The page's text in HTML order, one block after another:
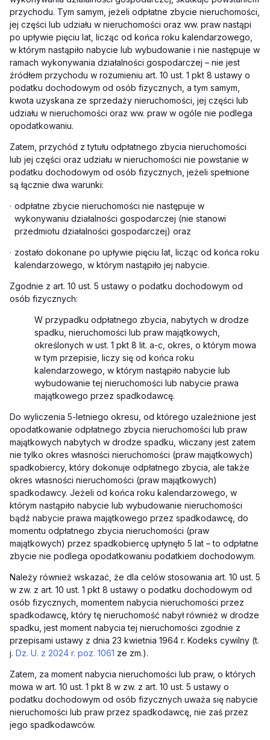
przychodu. Tym samym, jeżeli odpłatne zbycie nieruchomości,
jej części lub udziału w nieruchomości oraz ww. praw nastąpi
po upływie pięciu lat, licząc od końca roku kalendarzowego,
w którym nastąpiło nabycie lub wybudowanie i nie następuje w
ramach wykonywania działalności gospodarczej – nie jest
źródłem przychodu w rozumieniu art. 10 ust. 1 pkt 8 ustawy o
podatku dochodowym od osób fizycznych, a tym samym,
kwota uzyskana ze sprzedaży nieruchomości, jej części lub
udziału w nieruchomości oraz ww. praw w ogóle nie podlega
opodatkowaniu.
Zatem, przychód z tytułu odpłatnego zbycia nieruchomości
lub jej części oraz udziału w nieruchomości nie powstanie w
podatku dochodowym od osób fizycznych, jeżeli spełnione
są łącznie dwa warunki:
· odpłatne zbycie nieruchomości nie następuje w
wykonywaniu działalności gospodarczej (nie stanowi
przedmiotu działalności gospodarczej) oraz
· zostało dokonane po upływie pięciu lat, licząc od końca roku
kalendarzowego, w którym nastąpiło jej nabycie.
Zgodnie z art. 10 ust. 5 ustawy o podatku dochodowym od
osób fizycznych:
W przypadku odpłatnego zbycia, nabytych w drodze
spadku, nieruchomości lub praw majątkowych,
określonych w ust. 1 pkt 8 lit. a-c, okres, o którym mowa
w tym przepisie, liczy się od końca roku
kalendarzowego, w którym nastąpiło nabycie lub
wybudowanie tej nieruchomości lub nabycie prawa
majątkowego przez spadkodawcę.
Do wyliczenia 5-letniego okresu, od którego uzależnione jest
opodatkowanie odpłatnego zbycia nieruchomości lub praw
majątkowych nabytych w drodze spadku, wliczany jest zatem
nie tylko okres własności nieruchomości (praw majątkowych)
spadkobiercy, który dokonuje odpłatnego zbycia, ale także
okres własności nieruchomości (praw majątkowych)
spadkodawcy. Jeżeli od końca roku kalendarzowego, w
którym nastąpiło nabycie lub wybudowanie nieruchomości
bądź nabycie prawa majątkowego przez spadkodawcę, do
momentu odpłatnego zbycia nieruchomości (praw
majątkowych) przez spadkobiercę upłynęło 5 lat – to odpłatne
zbycie nie podlega opodatkowaniu podatkiem dochodowym.
Należy również wskazać, że dla celów stosowania art. 10 ust. 5
w zw. z art. 10 ust. 1 pkt 8 ustawy o podatku dochodowym od
osób fizycznych, momentem nabycia nieruchomości przez
spadkodawcę, który tę nieruchomość nabył również w drodze
spadku, jest moment nabycia tej nieruchomości zgodnie z
przepisami ustawy z dnia 23 kwietnia 1964 r. Kodeks cywilny (t.
j. Dz. U. z 2024 r. poz. 1061 ze zm.).
Zatem, za moment nabycia nieruchomości lub praw, o których
mowa w art. 10 ust. 1 pkt 8 w zw. z art. 10 ust. 5 ustawy o
podatku dochodowym od osób fizycznych uważa się nabycie
nieruchomości lub praw przez spadkodawcę, nie zaś przez
jego spadkodawców.